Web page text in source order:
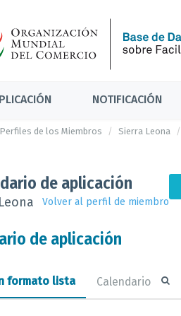
NOTIFICACIÓN
Perfiles de los Miembros Sierra Leona
de aplicación
Volver al perfil de miembro
de aplicación
formato lista Calendario